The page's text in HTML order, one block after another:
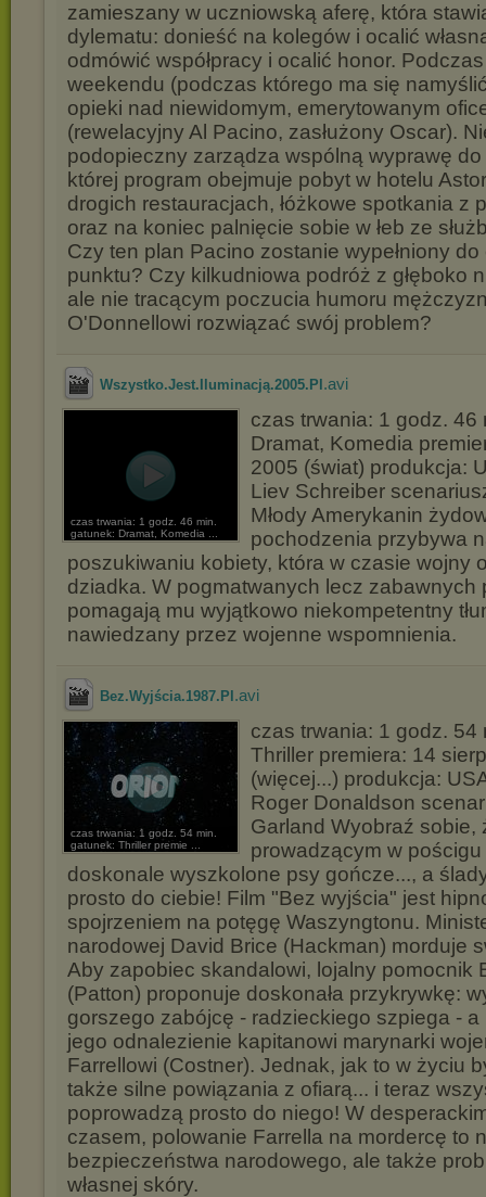
zamieszany w uczniowską aferę, która
dylematu: donieść na kolegów i ocalić
odmówić współpracy i ocalić honor. Podczas
weekendu (podczas którego ma się
opieki nad niewidomym, emerytowanym
(rewelacyjny Al Pacino, zasłużony Oscar).
podopieczny zarządza wspólną wyprawę
której program obejmuje pobyt w hotelu
drogich restauracjach, łóżkowe spotkania z
oraz na koniec palnięcie sobie w łeb ze
Czy ten plan Pacino zostanie wypełniony
punktu? Czy kilkudniowa podróż z głęboko
ale nie tracącym poczucia humoru
O'Donnellowi rozwiązać swój problem?
Wszystko.Jest.Iluminacją.2005.Pl .avi
czas trwania: 1 godz. 46 min.
gatunek: Dramat, Komedia ...
czas trwania: 1 godz. 46
Dramat, Komedia
2005 (świat) produkcja:
Liev Schreiber
Młody Amerykanin
pochodzenia przybywa
poszukiwaniu kobiety, która w czasie wojny
dziadka. W pogmatwanych lecz zabawnych
pomagają mu wyjątkowo niekompetentny
nawiedzany przez wojenne wspomnienia.
Bez.Wyjścia.1987.Pl .avi
czas trwania: 1 godz. 54 min.
gatunek: Thriller premie ...
czas trwania: 1 godz. 54
Thriller premiera: 14
(więcej...) produkcja:
Roger Donaldson
Garland Wyobraź sobie,
prowadzącym w
doskonale wyszkolone psy gończe..., a
prosto do ciebie! Film "Bez wyjścia" jest
spojrzeniem na potęgę Waszyngtonu.
narodowej David Brice (Hackman) morduje
Aby zapobiec skandalowi, lojalny pomocnik
(Patton) proponuje doskonała przykrywkę:
gorszego zabójcę - radzieckiego szpiega -
jego odnalezienie kapitanowi marynarki
Farrellowi (Costner). Jednak, jak to w życiu
także silne powiązania z ofiarą... i teraz
poprowadzą prosto do niego! W
czasem, polowanie Farrella na mordercę to
bezpieczeństwa narodowego, ale także
własnej skóry.